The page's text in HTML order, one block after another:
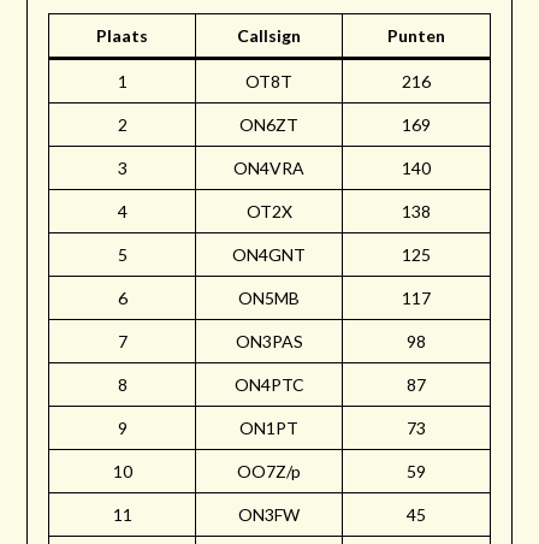
Plaats Callsign Punten
1 OT8T 216
2 ON6ZT 169
3 ON4VRA 140
4 OT2X 138
5 ON4GNT 125
6 ON5MB 117
7 ON3PAS 98
8 ON4PTC 87
9 ON1PT 73
10 OO7Z/p 59
11 ON3FW 45